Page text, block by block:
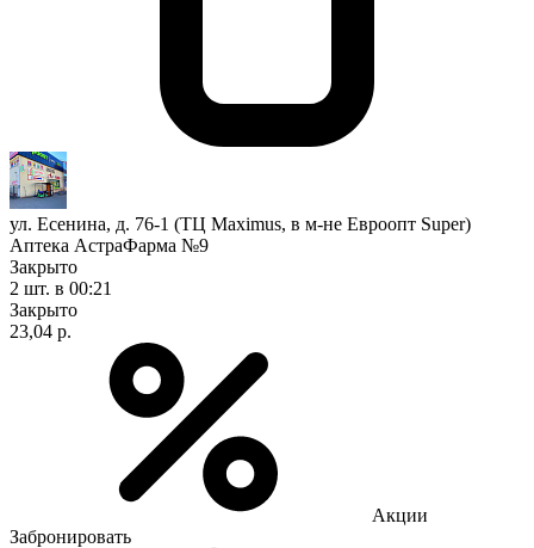
ул. Есенина, д. 76-1 (ТЦ Maximus, в м-не Евроопт Super)
Аптека АстраФарма №9
Закрыто
2 шт. в 00:21
Закрыто
23,04 р.
Акции
Забронировать